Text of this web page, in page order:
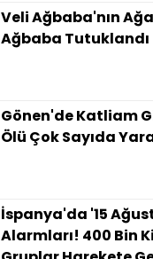
Veli Ağbaba'nın
Ağbaba Tutuklandı
Gönen'de Katliam
Ölü Çok Sayıda
İspanya'da '15
Alarmları! 400 Bin